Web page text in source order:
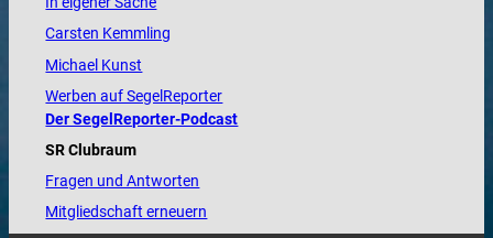
Carsten Kemmling
Michael Kunst
Werben auf SegelReporter
Der SegelReporter-Podcast
SR Clubraum
Fragen und Antworten
Mitgliedschaft erneuern